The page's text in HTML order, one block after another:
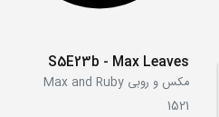
S5E23b - Max Leaves
مکس و روبی Max and Ruby
1521